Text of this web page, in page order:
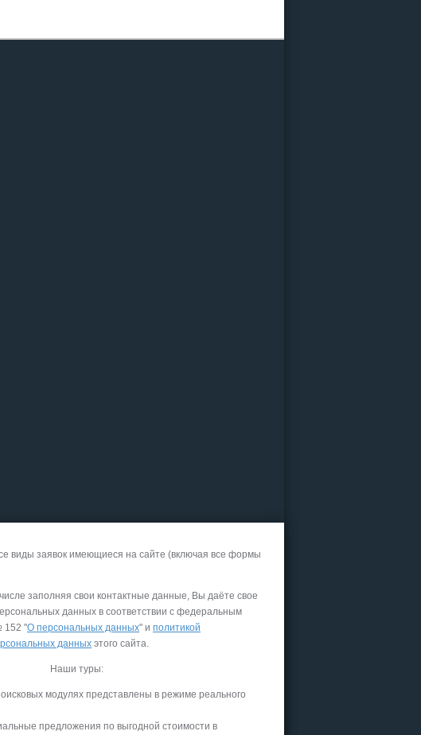
виды заявок имеющиеся на сайте (включая все формы
заполняя свои контактные данные, Вы даёте свое
данных в соответствии с федеральным
152 "О персональных данных" и политикой
данных этого сайта.
Наши туры:
модулях представлены в режиме реального
предложения по выгодной стоимости в